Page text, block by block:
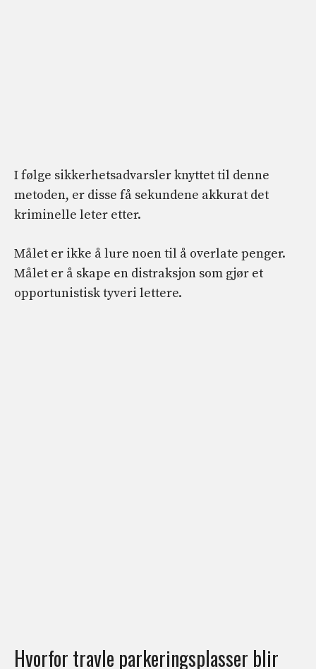
I følge sikkerhetsadvarsler knyttet til denne
metoden, er disse få sekundene akkurat det
kriminelle leter etter.
Målet er ikke å lure noen til å overlate penger.
Målet er å skape en distraksjon som gjør et
opportunistisk tyveri lettere.
Hvorfor travle parkeringsplasser blir